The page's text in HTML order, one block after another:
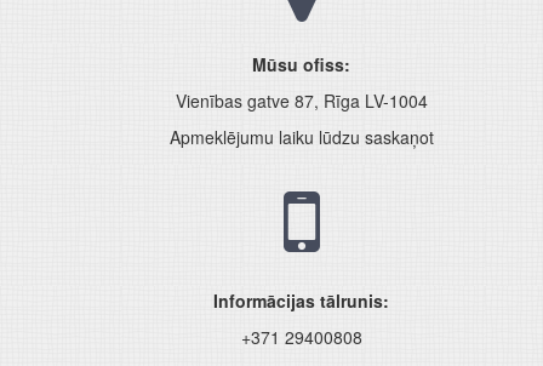
Mūsu ofiss:
Vienības gatve 87, Rīga LV-1004
Apmeklējumu laiku lūdzu saskaņot
Informācijas tālrunis:
+371 29400808